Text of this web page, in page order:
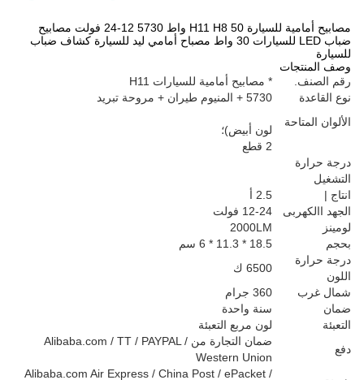
مصابيح أمامية للسيارة H11 H8 50 واط 5730 12-24 فولت مصابيح
ضباب LED للسيارات 30 واط مصباح أمامي ليد للسيارة كشاف ضباب
للسيارة
وصف المنتجات
رقم الصنف.
* مصابيح أمامية للسيارات H11
نوع القاعدة
5730 + المنيوم طيران + مروحة تبريد
الألوان المتاحة
لون أبيض)؛
درجة حرارة
التشغيل
انتاج |
2.5 أ
الجهد االكهربى
12-24 فولت
لومينز
2000LM
بحجم
18.5 * 11.3 * 6 سم
درجة حرارة
اللون
6500 ك
شمال غرب
360 جرام
ضمان
سنة واحدة
التعبئة
لون مربع التعبئة
دفع
ضمان التجارة من Alibaba.com / TT / PAYPAL /
Western Union
Alibaba.com Air Express / China Post / ePacket /